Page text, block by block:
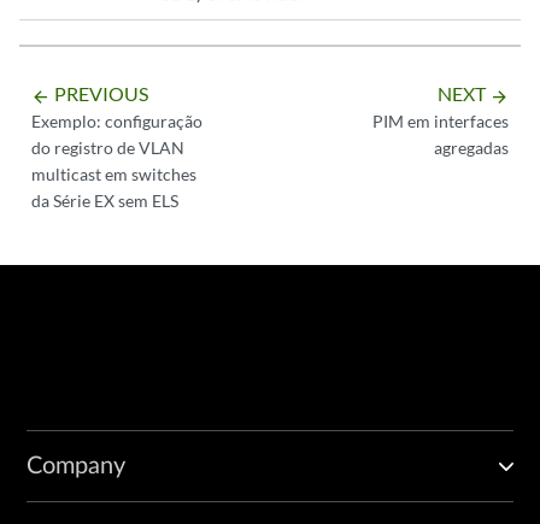
arrow_backward PREVIOUS
Exemplo: configuração
do registro de VLAN
multicast em switches
da Série EX sem ELS
NEXT arrow_forward
PIM em interfaces
agregadas
Company